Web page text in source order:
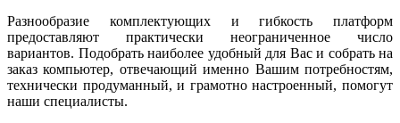
Разнообразие комплектующих и гибкость платформ
предоставляют практически неограниченное число
вариантов. Подобрать наиболее удобный для Вас и собрать на
заказ компьютер, отвечающий именно Вашим потребностям,
технически продуманный, и грамотно настроенный, помогут
наши специалисты.